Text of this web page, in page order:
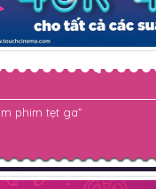
phim tẹt ga”